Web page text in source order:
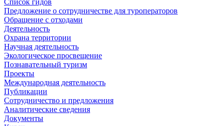
Предложение о сотрудничестве для туроператоров
Обращение с отходами
Деятельность
Охрана территории
Научная деятельность
Экологическое просвещение
Познавательный туризм
Проекты
Международная деятельность
Публикации
Сотрудничество и предложения
Аналитические сведения
Документы